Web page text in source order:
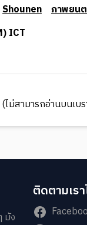
Shounen ภาพยน
ICT
ม่สามารถอ่านบนเบร
มัง
ติดตามเร